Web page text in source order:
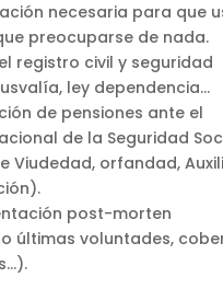
necesaria para que
preocuparse de nada.
registro civil y seguridad
ley dependencia…
de pensiones ante el
de la Seguridad
Viudedad, orfandad,
post-morten
últimas voluntades,